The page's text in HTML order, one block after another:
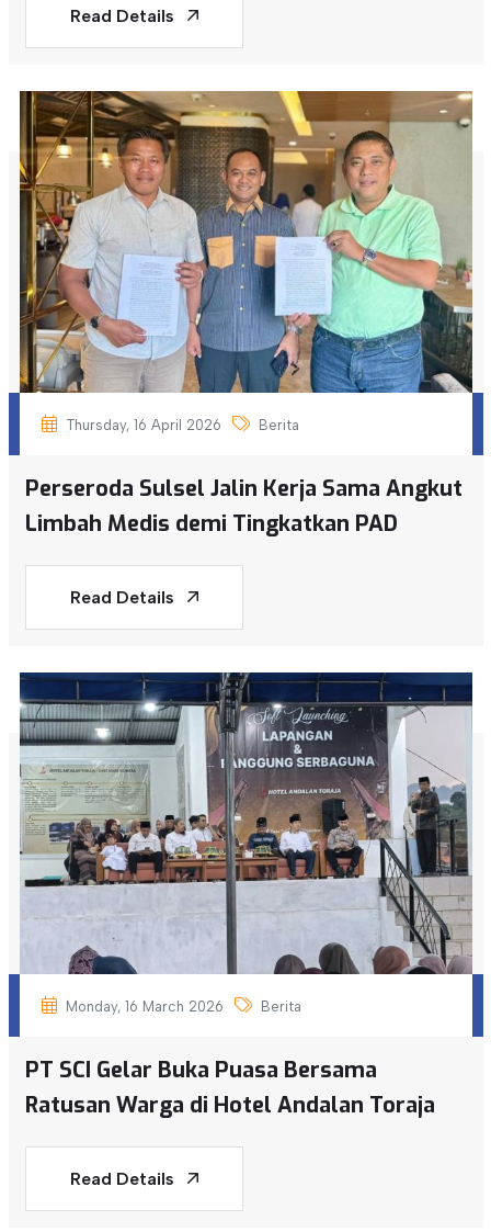
Read Details
Thursday, 16 April 2026 Berita
Perseroda Sulsel Jalin Kerja Sama Angkut
Limbah Medis demi Tingkatkan PAD
Read Details
Monday, 16 March 2026 Berita
PT SCI Gelar Buka Puasa Bersama
Ratusan Warga di Hotel Andalan Toraja
Read Details